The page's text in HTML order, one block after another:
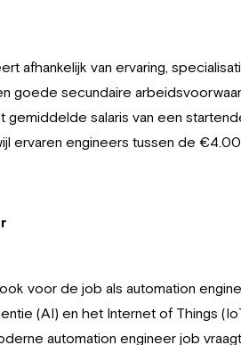
afhankelijk van ervaring,
goede secundaire
salaris van een
ervaren engineers tussen de
voor de job als automation
(AI) en het Internet of Things
automation engineer job